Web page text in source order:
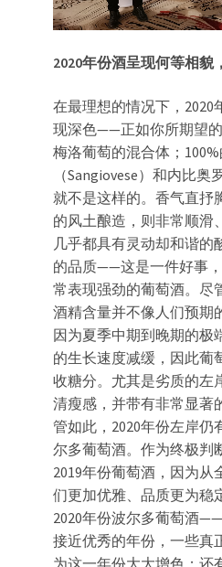
2020年份酒呈现何等相貌
在最理想的情况下，2020
现深色——正如你所期望
梅洛葡萄的混合体；
（Sangiovese）和内比
就不是这样的。香气直抒
的风土酿造，则非常顺滑
几乎都具有灵动却和谐的
的品质——这是一件好事
常表现强劲的葡萄酒。尽
酒精含量并不像人们预期
因为夏季中期到晚期的极
的生长速度减缓，因此葡
收糖分。尤其是劣质的左
清瘦感，并带有非常显著
管如此，2020年份左岸仍
尔多葡萄酒。作为终极判
2019年份葡萄酒，因为从
们更加优雅、品质更为稳
2020年份波尔多葡萄酒
接近优秀的年份，一些真
为这一年份大大增色；还